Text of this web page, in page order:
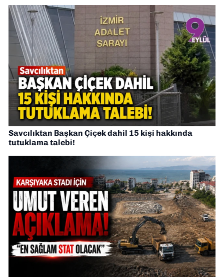
Savcılıktan Başkan Çiçek dahil 15 kişi hakkında
tutuklama talebi!